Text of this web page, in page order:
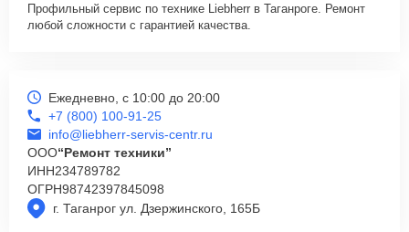
Профильный сервис по технике Liebherr в Таганроге. Ремонт
любой сложности с гарантией качества.
г. Таганрог ул. Дзержинского, 165Б
Ежедневно, с 10:00 до 20:00
+7 (800) 100-91-25
info@liebherr-servis-centr.ru
ООО“Ремонт техники”
ИНН234789782
ОГРН98742397845098